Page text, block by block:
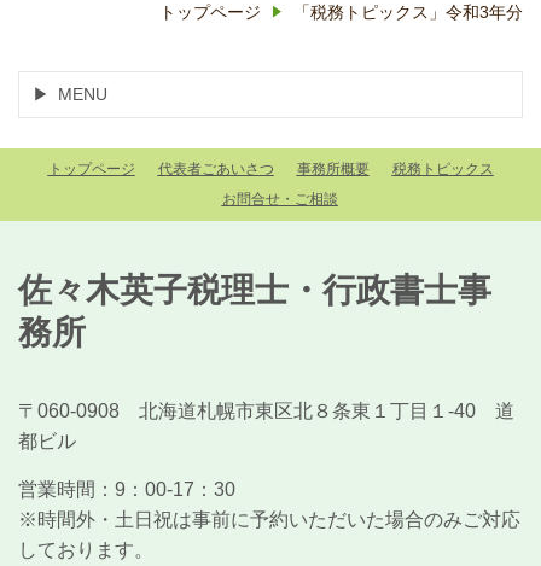
トップページ 「税務トピックス」令和3年分
MENU
トップページ 代表者ごあいさつ 事務所概要
税務トピックス
お問合せ・ご相談
佐々木英子税理士・行政書士事
務所
〒060-0908 北海道札幌市東区北８条東１丁目１-40 道
都ビル
営業時間： 9：00-17：30
※時間外・土日祝は事前に予約いただいた場合のみご対応
しております。